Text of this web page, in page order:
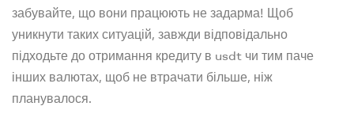
забувайте, що вони працюють не задарма! Щоб
уникнути таких ситуацій, завжди відповідально
підходьте до отримання кредиту в usdt чи тим паче
інших валютах, щоб не втрачати більше, ніж
планувалося.